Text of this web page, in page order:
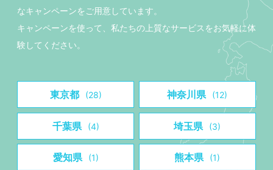
なキャンペーンをご用意しています。
キャンペーンを使って、私たちの上質なサービスをお気軽に体
験してください。
東京都 (28) 神奈川県 (12)
千葉県 (4) 埼玉県 (3)
愛知県 (1) 熊本県 (1)